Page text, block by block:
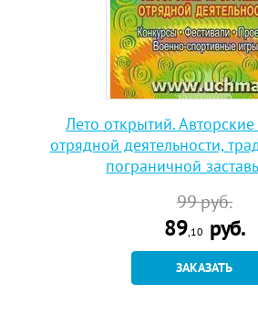
Лето открытий.
отрядной деятельности,
пограничной
99руб.
89,10 руб.
ЗАКАЗАТЬ